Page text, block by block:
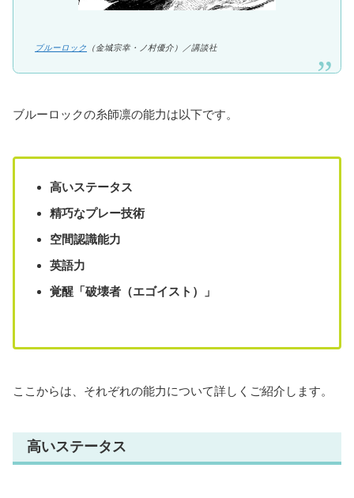
ブルーロック （金城宗幸・ノ村優介）／講談社
ブルーロックの糸師凛の能力は以下です。
高いステータス
精巧なプレー技術
空間認識能力
英語力
覚醒「破壊者（エゴイスト）」
ここからは、それぞれの能力について詳しくご紹介します。
高いステータス